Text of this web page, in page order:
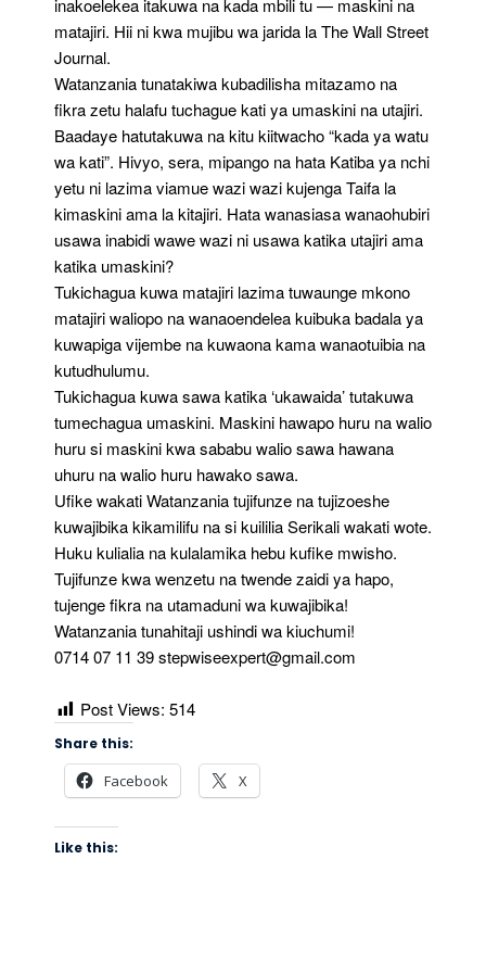
inakoelekea itakuwa na kada mbili tu — maskini na
matajiri. Hii ni kwa mujibu wa jarida la The Wall Street
Journal.
Watanzania tunatakiwa kubadilisha mitazamo na
fikra zetu halafu tuchague kati ya umaskini na utajiri.
Baadaye hatutakuwa na kitu kiitwacho “kada ya watu
wa kati”. Hivyo, sera, mipango na hata Katiba ya nchi
yetu ni lazima viamue wazi wazi kujenga Taifa la
kimaskini ama la kitajiri. Hata wanasiasa wanaohubiri
usawa inabidi wawe wazi ni usawa katika utajiri ama
katika umaskini?
Tukichagua kuwa matajiri lazima tuwaunge mkono
matajiri waliopo na wanaoendelea kuibuka badala ya
kuwapiga vijembe na kuwaona kama wanaotuibia na
kutudhulumu.
Tukichagua kuwa sawa katika ‘ukawaida’ tutakuwa
tumechagua umaskini. Maskini hawapo huru na walio
huru si maskini kwa sababu walio sawa hawana
uhuru na walio huru hawako sawa.
Ufike wakati Watanzania tujifunze na tujizoeshe
kuwajibika kikamilifu na si kuililia Serikali wakati wote.
Huku kulialia na kulalamika hebu kufike mwisho.
Tujifunze kwa wenzetu na twende zaidi ya hapo,
tujenge fikra na utamaduni wa kuwajibika!
Watanzania tunahitaji ushindi wa kiuchumi!
0714 07 11 39stepwiseexpert@gmail.com
Post Views: 514
Share this:
Facebook X
Like this: